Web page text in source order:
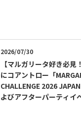
2026/07/30
【マルガリータ好き必見
にコアントロー「
CHALLENGE 2026
よびアフターパーティイ